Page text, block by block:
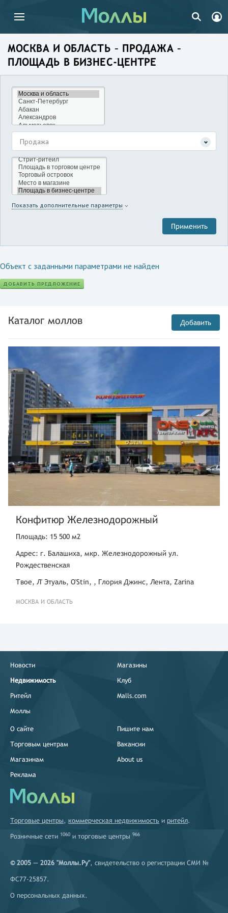
МОСКВА И ОБЛАСТЬ – ПРОДАЖА –
ПЛОЩАДЬ В БИЗНЕС-ЦЕНТРЕ
Продажа
Показать дополнительные параметры
Объект с заданными параметрами не найден
ДОБАВИТЬ ПРЕДЛОЖЕНИЕ
Каталог моллов Добавить
Конфитюр Железнодорожный
Площадь: 15 500 м2
Адрес: г. Балашиха, мкр. Железнодорожный ул.
Рождественская
Твое, Л' Этуаль, O'Stin, , Глория Джинс, Лента, Zarina
МОСКВА И ОБЛАСТЬ
Новости
Недвижимость
Ритейл
Моллы
Магазины
Клуб
Malls.com
О сайте
Торговым центрам
Магазинам
Реклама
Пишите нам
Вакансии
About us
Торговые центры, коммерческая недвижимость и ритейл.
Розничные сети 1060 и торговые центры 966
© 2005 — 2026 "Моллы.Ру", свидетельство о регистрации СМИ №
ФС77-25857.
О персональных данных.